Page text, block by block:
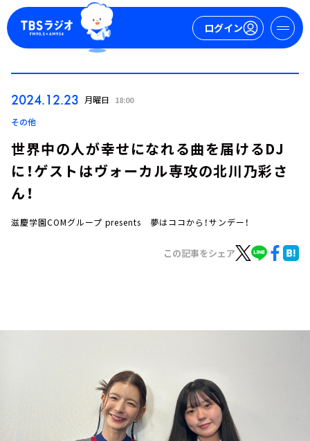
ログイン
イベント・グッズ
2024.12.23 月曜日 18:00
その他
世界中の人が幸せになれる曲を届けるDJ
に！ゲストはヴォーカル専攻の北川乃彩さ
ん！
滋慶学園COMグループ presents 夢はココから！サンデー！
この記事をシェア